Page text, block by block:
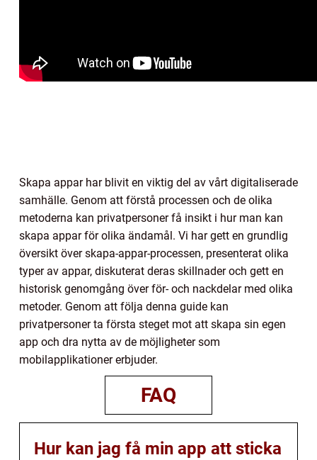
Skapa appar har blivit en viktig del av vårt digitaliserade
samhälle. Genom att förstå processen och de olika
metoderna kan privatpersoner få insikt i hur man kan
skapa appar för olika ändamål. Vi har gett en grundlig
översikt över skapa-appar-processen, presenterat olika
typer av appar, diskuterat deras skillnader och gett en
historisk genomgång över för- och nackdelar med olika
metoder. Genom att följa denna guide kan
privatpersoner ta första steget mot att skapa sin egen
app och dra nytta av de möjligheter som
mobilapplikationer erbjuder.
FAQ
Hur kan jag få min app att sticka